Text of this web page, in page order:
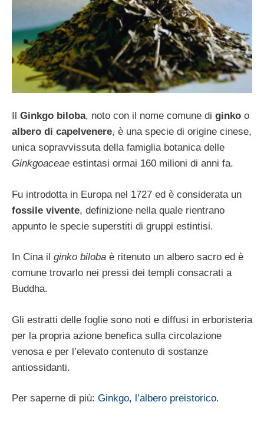
Ginkgo biloba, noto con il nome comune di ginko o
albero di capelvenere, è una specie di origine cinese,
unica sopravvissuta della famiglia botanica delle
Ginkgoaceae estintasi ormai 160 milioni di anni fa.
Fu introdotta in Europa nel 1727 ed è considerata un
fossile vivente, definizione nella quale rientrano
appunto le specie superstiti di gruppi estintisi.
In Cina il ginko biloba è ritenuto un albero sacro ed è
comune trovarlo nei pressi dei templi consacrati a
Buddha.
Gli estratti delle foglie sono noti e diffusi in erboristeria
per la propria azione benefica sulla circolazione
venosa e per l’elevato contenuto di sostanze
antiossidanti.
Per saperne di più: Ginkgo, l’albero preistorico.